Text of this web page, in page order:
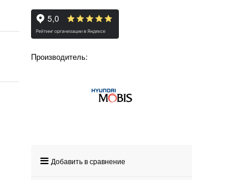
Производитель:
Добавить в сравнение